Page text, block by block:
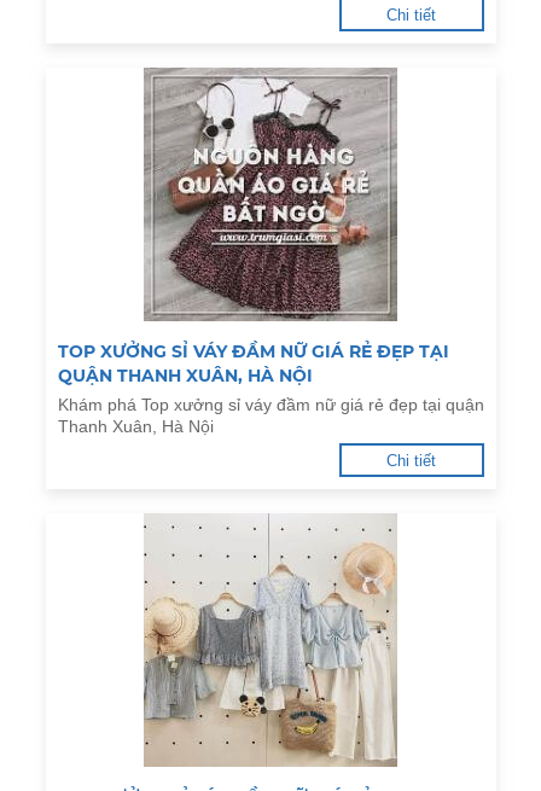
Chi tiết
TOP XƯỞNG SỈ VÁY ĐẦM NỮ GIÁ RẺ ĐẸP TẠI
QUẬN THANH XUÂN, HÀ NỘI
Khám phá Top xưởng sỉ váy đầm nữ giá rẻ đẹp tại quận
Thanh Xuân, Hà Nội
Chi tiết